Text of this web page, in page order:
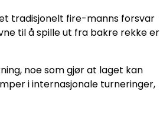
tradisjonelt fire-manns forsvar
til å spille ut fra bakre rekke er
noe som gjør at laget kan
i internasjonale turneringer,